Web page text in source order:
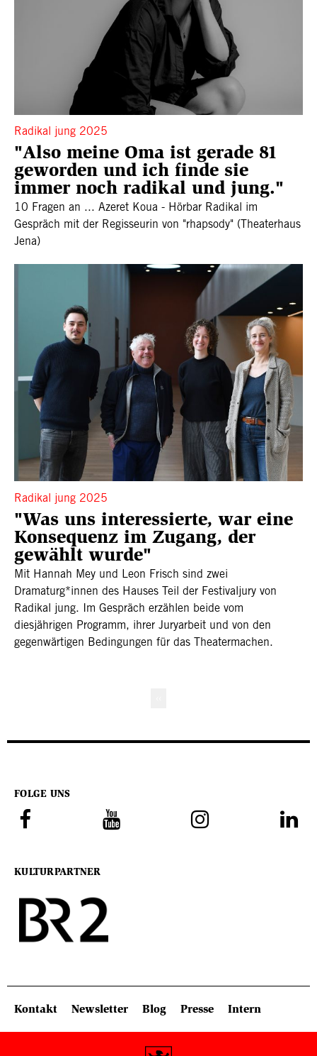
Radikal jung 2025
"Also meine Oma ist gerade 81
geworden und ich finde sie
immer noch radikal und jung."
10 Fragen an ... Azeret Koua - Hörbar Radikal im
Gespräch mit der Regisseurin von "rhapsody" (Theaterhaus
Jena)
Radikal jung 2025
"Was uns interessierte, war eine
Konsequenz im Zugang, der
gewählt wurde"
Mit Hannah Mey und Leon Frisch sind zwei
Dramaturg*innen des Hauses Teil der Festivaljury von
Radikal jung. Im Gespräch erzählen beide vom
diesjährigen Programm, ihrer Juryarbeit und von den
gegenwärtigen Bedingungen für das Theatermachen.
FOLGE UNS
KULTURPARTNER
SITEMAP: KOPFBEREICH
Kontakt Newsletter Blog Presse Intern